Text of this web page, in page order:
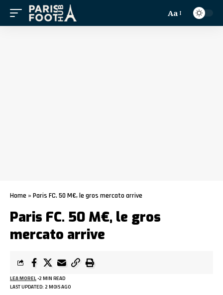
Aa
Home » Paris FC. 50 M€, le gros mercato arrive
Paris FC. 50 M€, le gros
mercato arrive
LAST UPDATED: 2 MOIS AGO
LEA MOREL 2 MIN READ